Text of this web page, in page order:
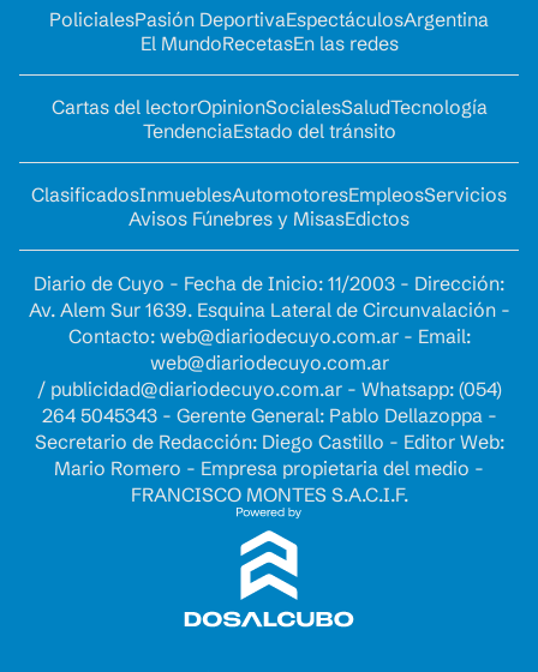
PolicialesPasión DeportivaEspectáculosArgentina
El MundoRecetasEn las redes
Cartas del lectorOpinionSocialesSaludTecnología
TendenciaEstado del tránsito
ClasificadosInmueblesAutomotoresEmpleosServicios
Avisos Fúnebres y MisasEdictos
Diario de Cuyo - Fecha de Inicio: 11/2003 - Dirección:
Av. Alem Sur 1639. Esquina Lateral de Circunvalación -
Contacto: web@diariodecuyo.com.ar- Email:
web@diariodecuyo.com.ar
/ publicidad@diariodecuyo.com.ar- Whatsapp: (054)
264 5045343 - Gerente General: Pablo Dellazoppa -
Secretario de Redacción: Diego Castillo - Editor Web:
Mario Romero - Empresa propietaria del medio -
FRANCISCO MONTES S.A.C.I.F.